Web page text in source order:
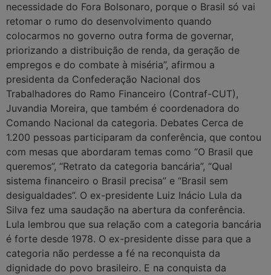
necessidade do Fora Bolsonaro, porque o Brasil só vai
retomar o rumo do desenvolvimento quando
colocarmos no governo outra forma de governar,
priorizando a distribuição de renda, da geração de
empregos e do combate à miséria”, afirmou a
presidenta da Confederação Nacional dos
Trabalhadores do Ramo Financeiro (Contraf-CUT),
Juvandia Moreira, que também é coordenadora do
Comando Nacional da categoria. Debates Cerca de
1.200 pessoas participaram da conferência, que contou
com mesas que abordaram temas como “O Brasil que
queremos”, “Retrato da categoria bancária”, “Qual
sistema financeiro o Brasil precisa” e “Brasil sem
desigualdades”. O ex-presidente Luiz Inácio Lula da
Silva fez uma saudação na abertura da conferência.
Lula lembrou que sua relação com a categoria bancária
é forte desde 1978. O ex-presidente disse para que a
categoria não perdesse a fé na reconquista da
dignidade do povo brasileiro. E na conquista da